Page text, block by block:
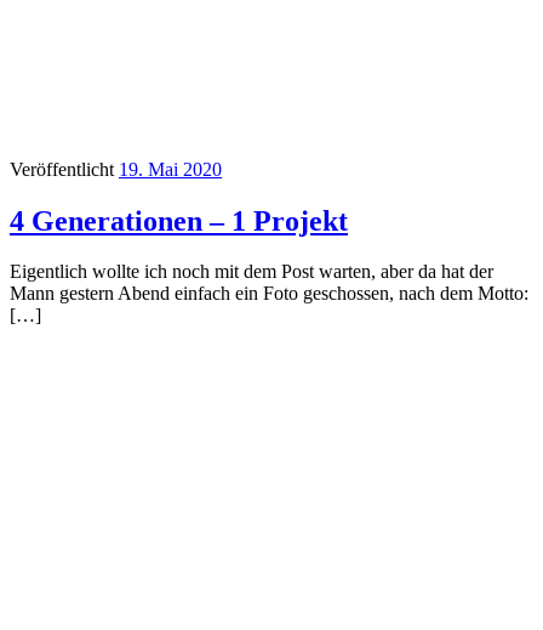
Veröffentlicht 19. Mai 2020
4 Generationen – 1 Projekt
Eigentlich wollte ich noch mit dem Post warten, aber da hat der
Mann gestern Abend einfach ein Foto geschossen, nach dem Motto:
[…]